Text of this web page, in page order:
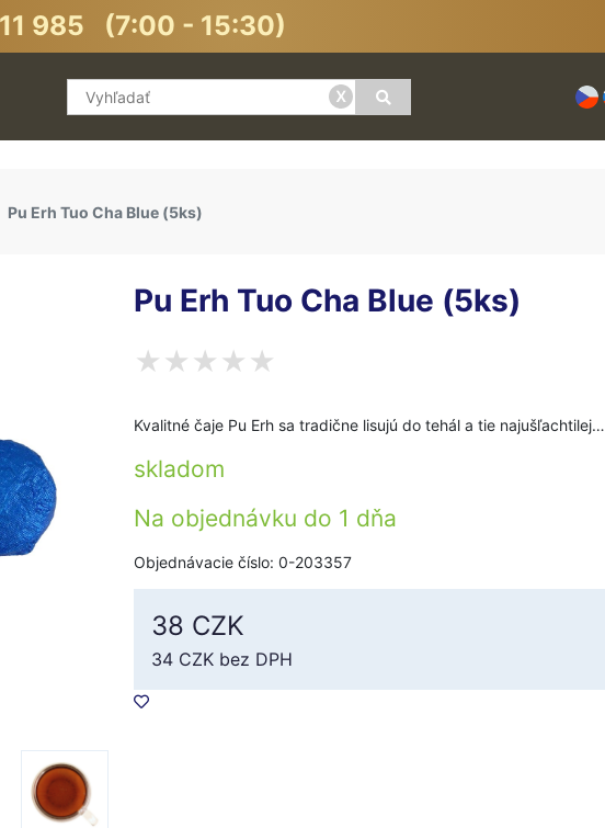
985 (7:00 - 15:30)
x
Pu Erh Tuo Cha Blue (5ks)
Pu Erh Tuo Cha Blue (5ks)
Kvalitné čaje Pu Erh sa tradične lisujú do tehál a tie najušľachtilej…
skladom
Na objednávku do 1 dňa
Objednávacie číslo: 0-203357
38 CZK
34 CZK bez DPH